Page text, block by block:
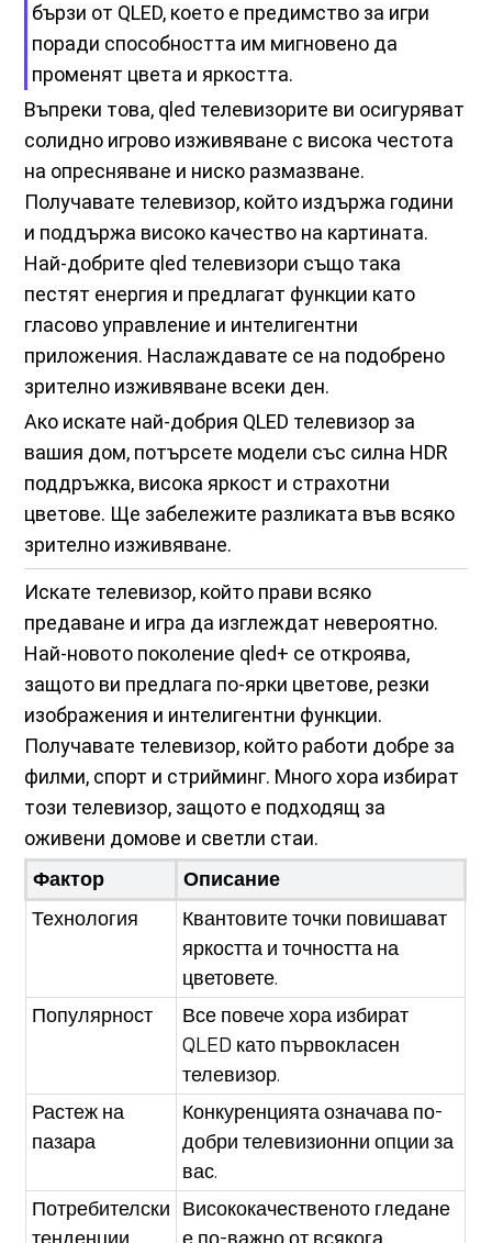
бързи от QLED, което е предимство за игри
поради способността им мигновено да
променят цвета и яркостта.
Въпреки това, qled телевизорите ви осигуряват
солидно игрово изживяване с висока честота
на опресняване и ниско размазване.
Получавате телевизор, който издържа години
и поддържа високо качество на картината.
Най-добрите qled телевизори също така
пестят енергия и предлагат функции като
гласово управление и интелигентни
приложения. Наслаждавате се на подобрено
зрително изживяване всеки ден.
Ако искате най-добрия QLED телевизор за
вашия дом, потърсете модели със силна HDR
поддръжка, висока яркост и страхотни
цветове. Ще забележите разликата във всяко
зрително изживяване.
Искате телевизор, който прави всяко
предаване и игра да изглеждат невероятно.
Най-новото поколение qled+ се откроява,
защото ви предлага по-ярки цветове, резки
изображения и интелигентни функции.
Получавате телевизор, който работи добре за
филми, спорт и стрийминг. Много хора избират
този телевизор, защото е подходящ за
оживени домове и светли стаи.
Фактор
Описание
Технология
Квантовите точки повишават
яркостта и точността на
цветовете.
Популярност
Все повече хора избират
QLED като първокласен
телевизор.
Растеж на
пазара
Конкуренцията означава по-
добри телевизионни опции за
вас.
Потребителски
Висококачественото гледане